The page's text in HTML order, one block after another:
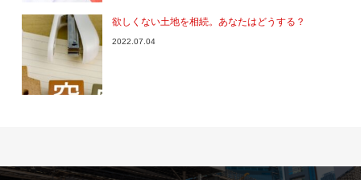
欲しくない土地を相続。あなたはどうする？
2022.07.04